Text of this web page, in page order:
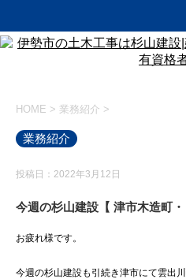
HOME > 業務紹介 >
業務紹介
投稿日：2022年3月12日
今週の杉山建設【 津市木造町
お疲れ様です。
今週の杉山建設も引続き津市にて雲出